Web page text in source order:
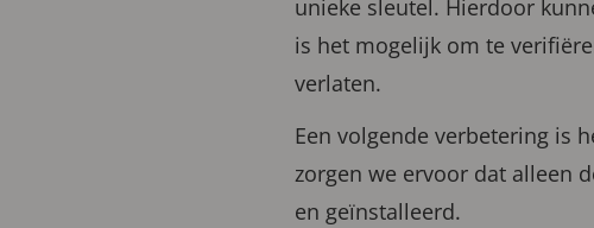
unieke sleutel. Hierdoor
is het mogelijk om te
verlaten.
Een volgende verbetering is
zorgen we ervoor dat alleen
en geïnstalleerd.